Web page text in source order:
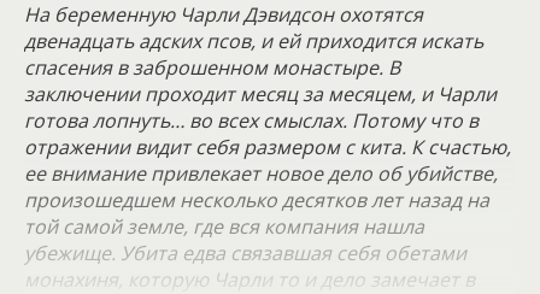
На беременную Чарли Дэвидсон охотятся
двенадцать адских псов, и ей приходится искать
спасения в заброшенном монастыре. В
заключении проходит месяц за месяцем, и Чарли
готова лопнуть… во всех смыслах. Потому что в
отражении видит себя размером с кита. К счастью,
ее внимание привлекает новое дело об убийстве,
произошедшем несколько десятков лет назад на
той самой земле, где вся компания нашла
убежище. Убита едва связавшая себя обетами
монахиня, которую Чарли то и дело замечает в